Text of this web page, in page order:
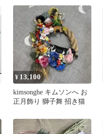
¥ 13,100
kimsonghe キムソンへ お
正月飾り 獅子舞 招き猫